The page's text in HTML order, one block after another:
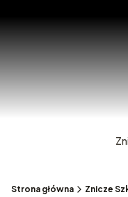
Strona główna Znicze